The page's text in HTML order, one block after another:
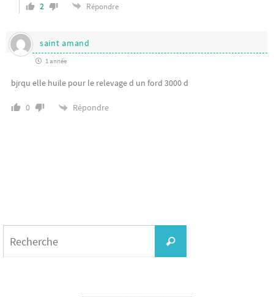
2 Répondre
saint amand
1 année
bjrqu elle huile pour le relevage d un ford 3000 d
0 Répondre
Recherche